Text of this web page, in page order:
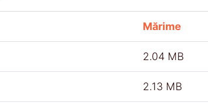
Mărime
2.04 MB
2.13 MB